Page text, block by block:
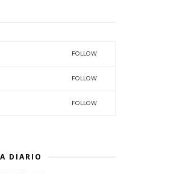
FOLLOW
FOLLOW
FOLLOW
DIARIO